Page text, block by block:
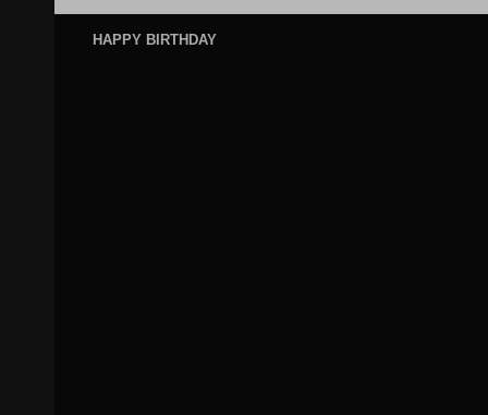
HAPPY BIRTHDAY